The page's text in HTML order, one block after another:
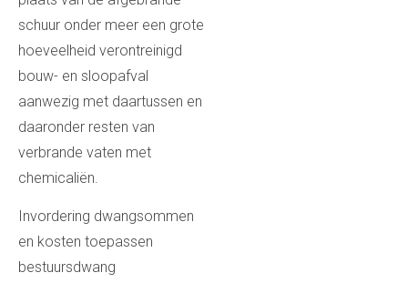
schuur onder meer een grote
hoeveelheid verontreinigd
bouw- en sloopafval
aanwezig met daartussen en
daaronder resten van
verbrande vaten met
chemicaliën.
Invordering dwangsommen
en kosten toepassen
bestuursdwang